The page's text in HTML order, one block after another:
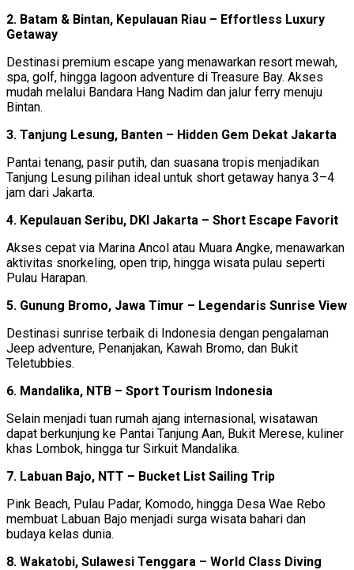
2. Batam & Bintan, Kepulauan Riau – Effortless Luxury
Getaway
Destinasi premium escape yang menawarkan resort mewah,
spa, golf, hingga lagoon adventure di Treasure Bay. Akses
mudah melalui Bandara Hang Nadim dan jalur ferry menuju
Bintan.
3. Tanjung Lesung, Banten – Hidden Gem Dekat Jakarta
Pantai tenang, pasir putih, dan suasana tropis menjadikan
Tanjung Lesung pilihan ideal untuk short getaway hanya 3–4
jam dari Jakarta.
4. Kepulauan Seribu, DKI Jakarta – Short Escape Favorit
Akses cepat via Marina Ancol atau Muara Angke, menawarkan
aktivitas snorkeling, open trip, hingga wisata pulau seperti
Pulau Harapan.
5. Gunung Bromo, Jawa Timur – Legendaris Sunrise View
Destinasi sunrise terbaik di Indonesia dengan pengalaman
Jeep adventure, Penanjakan, Kawah Bromo, dan Bukit
Teletubbies.
6. Mandalika, NTB – Sport Tourism Indonesia
Selain menjadi tuan rumah ajang internasional, wisatawan
dapat berkunjung ke Pantai Tanjung Aan, Bukit Merese, kuliner
khas Lombok, hingga tur Sirkuit Mandalika.
7. Labuan Bajo, NTT – Bucket List Sailing Trip
Pink Beach, Pulau Padar, Komodo, hingga Desa Wae Rebo
membuat Labuan Bajo menjadi surga wisata bahari dan
budaya kelas dunia.
8. Wakatobi, Sulawesi Tenggara – World Class Diving